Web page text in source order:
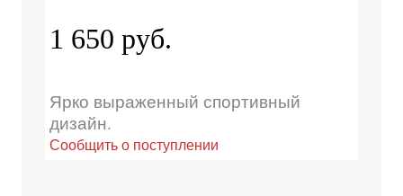
1 650 руб.
Ярко выраженный спортивный
дизайн.
Сообщить о поступлении